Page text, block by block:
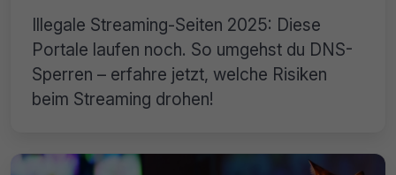
Illegale Streaming-Seiten 2025: Diese
Portale laufen noch. So umgehst du DNS-
Sperren – erfahre jetzt, welche Risiken
beim Streaming drohen!